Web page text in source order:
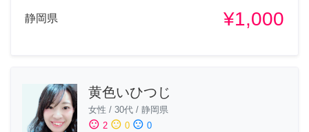
静岡県 ¥1,000
黄色いひつじ
女性 / 30代 / 静岡県
sentiment_satisfied 2 sentiment_neutral 0 sentiment_dissatisfied 0